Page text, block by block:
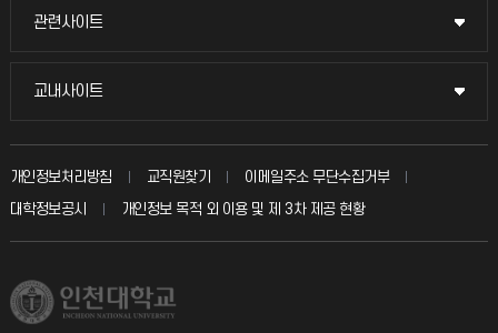
입학안내
취업정보(학생)
묻고 답하기
칭찬마당
학생서비스 지킴이
관련사이트
관련사이트
국방헬프콜
총동문회
교내사이트
교내사이트
교수회
교육혁신본부
국제지원과
개인정보처리방침 교직원찾기
이메일주소 무단수집거부
대학정보공시
개인정보 목적 외 이용 및 제 3차 제공 현황